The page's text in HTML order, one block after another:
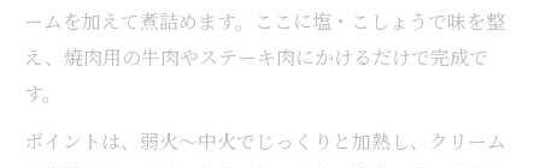
ームを加えて煮詰めます。ここに塩・こしょうで味を整
え、焼肉用の牛肉やステーキ肉にかけるだけで完成で
す。
ポイントは、弱火～中火でじっくりと加熱し、クリーム